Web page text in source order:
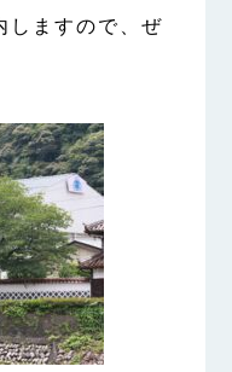
しますので、ぜ